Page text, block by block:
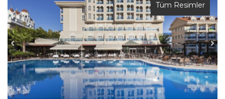
Tüm Resimler